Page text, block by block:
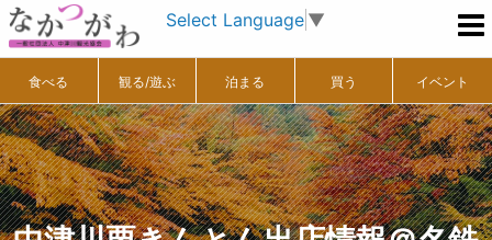
Select Language ▼
食べる 観る/遊ぶ 泊まる 買う イベント